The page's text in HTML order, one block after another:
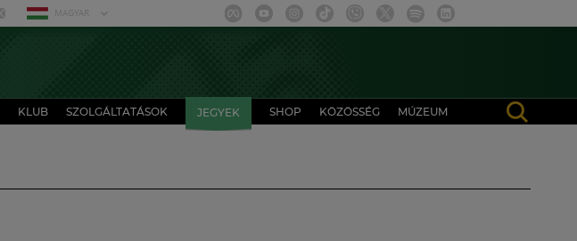
MAGYAR
KLUB SZOLGÁLTATÁSOK JEGYEK SHOP KÖZÖSSÉG MÚZEUM